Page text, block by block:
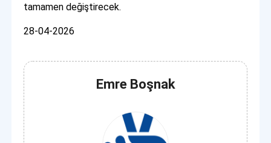
tamamen değiştirecek.
28-04-2026
Emre Boşnak